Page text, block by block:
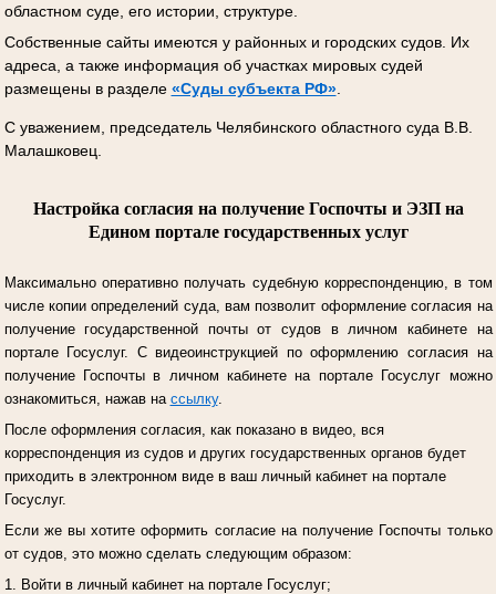
областном суде, его истории, структуре.
Собственные сайты имеются у районных и городских судов. Их
адреса, а также информация об участках мировых судей
размещены в разделе «Суды субъекта РФ».
С уважением, председатель Челябинского областного суда В.В.
Малашковец.
Настройка согласия на получение Госпочты и ЭЗП на
Едином портале государственных услуг
Максимально оперативно получать судебную корреспонденцию, в том
числе копии определений суда, вам позволит оформление согласия на
получение государственной почты от судов в личном кабинете на
портале Госуслуг. С видеоинструкцией по оформлению согласия на
получение Госпочты в личном кабинете на портале Госуслуг можно
ознакомиться, нажав на ссылку.
После оформления согласия, как показано в видео, вся
корреспонденция из судов и других государственных органов будет
приходить в электронном виде в ваш личный кабинет на портале
Госуслуг.
Если же вы хотите оформить согласие на получение Госпочты только
от судов, это можно сделать следующим образом:
1. Войти в личный кабинет на портале Госуслуг;